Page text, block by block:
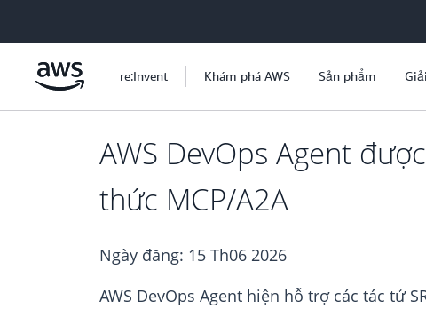
re:Invent Khám phá AWS Sản phẩm
AWS DevOps Agent
thức MCP/A2A
Ngày đăng: 15 Th06 2026
AWS DevOps Agent hiện hỗ trợ các tác tử